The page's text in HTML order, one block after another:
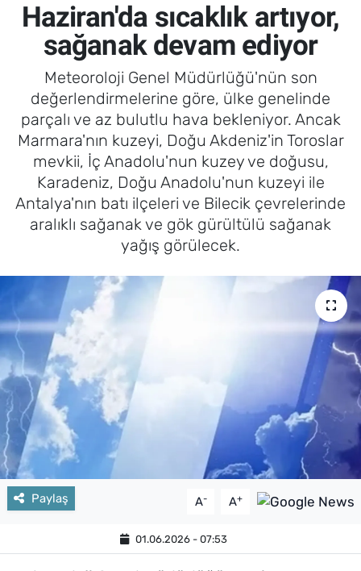
Haziran'da sıcaklık artıyor,
sağanak devam ediyor
Meteoroloji Genel Müdürlüğü'nün son
değerlendirmelerine göre, ülke genelinde
parçalı ve az bulutlu hava bekleniyor. Ancak
Marmara'nın kuzeyi, Doğu Akdeniz'in Toroslar
mevkii, İç Anadolu'nun kuzey ve doğusu,
Karadeniz, Doğu Anadolu'nun kuzeyi ile
Antalya'nın batı ilçeleri ve Bilecik çevrelerinde
aralıklı sağanak ve gök gürültülü sağanak
yağış görülecek.
Paylaş A- A+
01.06.2026 - 07:53